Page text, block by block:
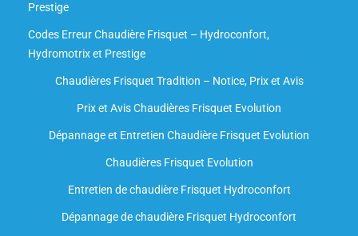
Prestige
Codes Erreur Chaudière Frisquet – Hydroconfort,
Hydromotrix et Prestige
Chaudières Frisquet Tradition – Notice, Prix et Avis
Prix et Avis Chaudières Frisquet Evolution
Dépannage et Entretien Chaudière Frisquet Evolution​
Chaudières Frisquet Evolution
Entretien de chaudière Frisquet Hydroconfort
Dépannage de chaudière Frisquet Hydroconfort